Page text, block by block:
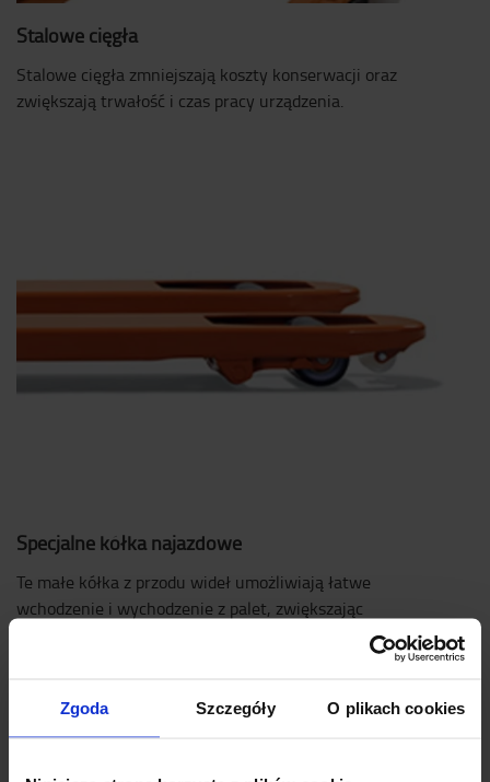
Zgoda Szczegóły O plikach cookies
Stalowe cięgła
Stalowe cięgła zmniejszają koszty konserwacji oraz
zwiększają trwałość i czas pracy urządzenia.
Specjalne kółka najazdowe
Te małe kółka z przodu wideł umożliwiają łatwe
wchodzenie i wychodzenie z palet, zwiększając